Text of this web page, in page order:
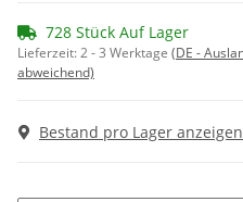
728 Stück Auf Lager
Lieferzeit:2 - 3 Werktage (DE -
abweichend)
Bestand pro Lager anzeigen